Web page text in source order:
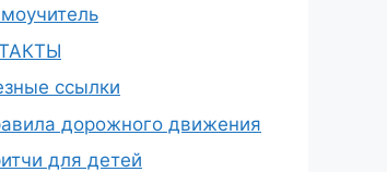
ссылки
дорожного движения
для детей